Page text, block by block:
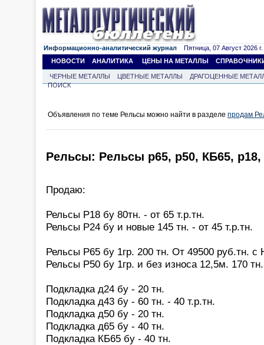
Информационно-аналитический журнал Пятница, 07 Август 2026 г.
НОВОСТИ
АНАЛИТИКА ЦЕНЫ НА МЕТАЛЛЫ
ЧЕРНЫЕ МЕТАЛЛЫ ЦВЕТНЫЕ МЕТАЛЛЫ
ДРАГОЦЕННЫЕ
ПОИСК
Объявления по теме Рельсы можно найти в разделе продам
Рельсы: Рельсы р65, р50, КБ65, р18,
Продаю:
Рельсы Р18 бу 80тн. - от 65 т.р.тн.
Рельсы Р24 бу и новые 145 тн. - от 45 т.р.тн.
Рельсы Р65 бу 1гр. 200 тн. От 49500 руб.тн.
Рельсы Р50 бу 1гр. и без износа 12,5м. 170 тн.
Подкладка д24 бу - 20 тн.
Подкладка д43 бу - 60 тн. - 40 т.р.тн.
Подкладка д50 бу - 20 тн.
Подкладка д65 бу - 40 тн.
Подкладка КБ65 бу - 40 тн.